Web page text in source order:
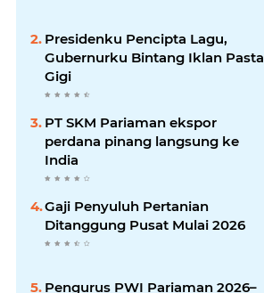
Presidenku Pencipta Lagu,
Gubernurku Bintang Iklan Pasta
Gigi
PT SKM Pariaman ekspor
perdana pinang langsung ke
India
Gaji Penyuluh Pertanian
Ditanggung Pusat Mulai 2026
Pengurus PWI Pariaman 2026–